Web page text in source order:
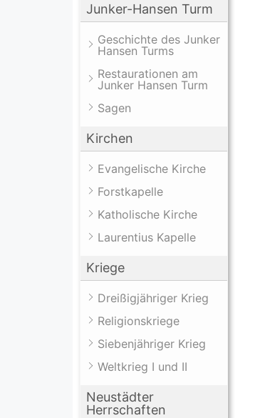
Junker-Hansen Turm
Geschichte des Junker
Hansen Turms
Restaurationen am
Junker Hansen Turm
Sagen
Kirchen
Evangelische Kirche
Forstkapelle
Katholische Kirche
Laurentius Kapelle
Kriege
Dreißigjähriger Krieg
Religionskriege
Siebenjähriger Krieg
Weltkrieg I und II
Neustädter
Herrschaften